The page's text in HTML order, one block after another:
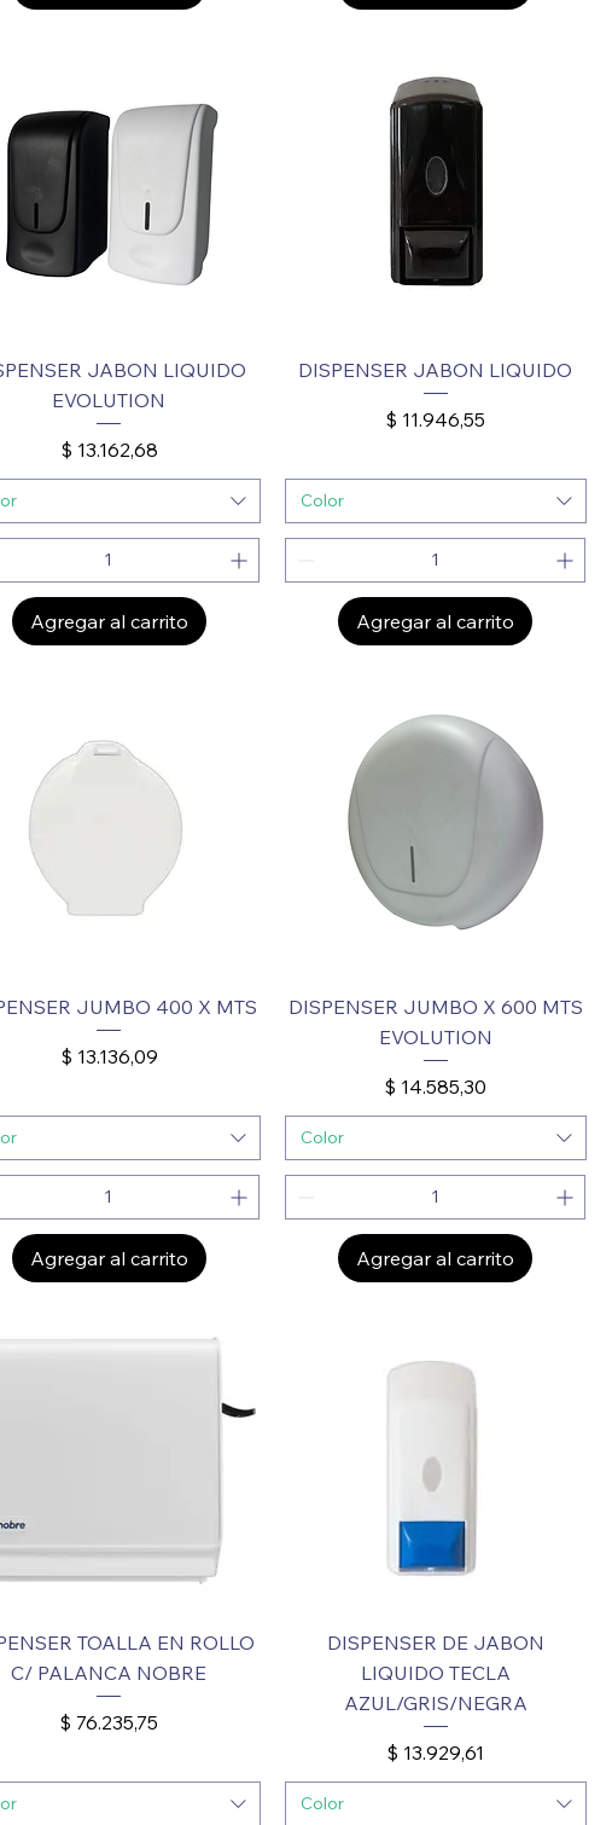
JABON LIQUIDO
EVOLUTION
Precio
$ 13.162,68
Agregar al carrito
DISPENSER JABON LIQUIDO
Precio
$ 11.946,55
Color
Agregar al carrito
JUMBO 400 X MTS
Precio
$ 13.136,09
Agregar al carrito
DISPENSER JUMBO X 600 MTS
EVOLUTION
Precio
$ 14.585,30
Color
Agregar al carrito
TOALLA EN ROLLO
C/ PALANCA NOBRE
Precio
$ 76.235,75
DISPENSER DE JABON
LIQUIDO TECLA
AZUL/GRIS/NEGRA
Precio
$ 13.929,61
Color